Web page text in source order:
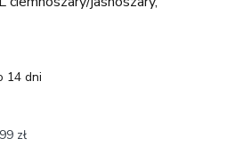
14 dni
zł